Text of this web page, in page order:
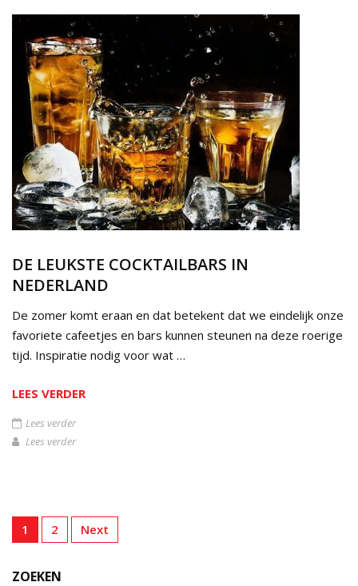
DE LEUKSTE COCKTAILBARS IN
NEDERLAND
De zomer komt eraan en dat betekent dat we eindelijk onze
favoriete cafeetjes en bars kunnen steunen na deze roerige
tijd. Inspiratie nodig voor wat …
LEES VERDER
Lees verder
Lees verder
Berichten
paginering
Page
1 Page
2 Next
ZOEKEN